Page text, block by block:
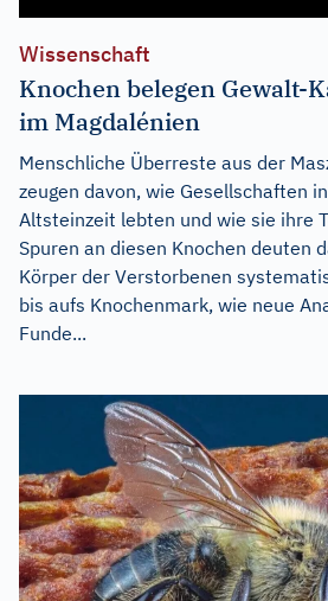
Wissenschaft
Knochen belegen Gewalt-
im Magdalénien
Menschliche Überreste aus der
zeugen davon, wie Gesellschaften
Altsteinzeit lebten und wie sie ihre
Spuren an diesen Knochen deuten
Körper der Verstorbenen
bis aufs Knochenmark, wie neue
Funde...